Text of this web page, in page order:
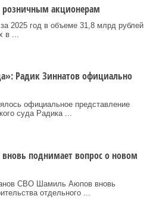
акционерам
2025 год в объеме 31,8 млрд рублей
в ...
Радик Зиннатов официально
официальное представление
суда Радика ...
поднимает вопрос о новом
СВО Шамиль Аюпов вновь
отдельного ...